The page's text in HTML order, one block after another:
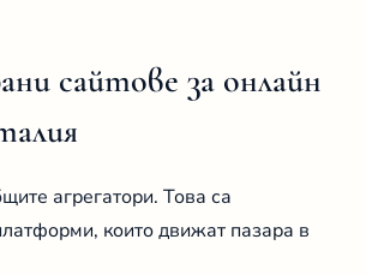
сайтове за онлайн
агрегатори. Това са
които движат пазара в